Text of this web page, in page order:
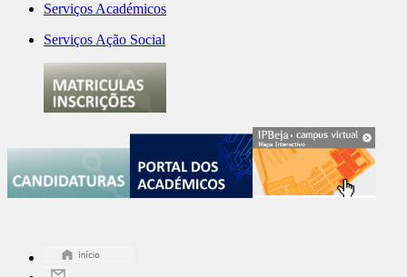
Serviços Académicos
Serviços Ação Social